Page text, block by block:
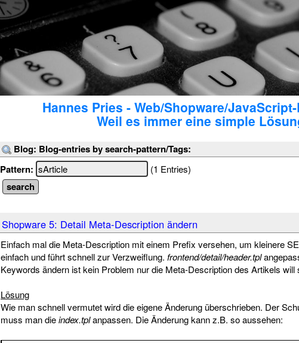
Hannes Pries - Web/Shopware/
Weil es immer eine simple
Blog: Blog-entries by search-pattern/Tags:
Pattern:
(1 Entries)
Shopware 5: Detail Meta-Description ändern
Einfach mal die Meta-Description mit einem Prefix versehen, um kleinere
einfach und führt schnell zur Verzweiflung. frontend/detail/header.tpl
Keywords ändern ist kein Problem nur die Meta-Description des Artikels will
Lösung
Wie man schnell vermutet wird die eigene Änderung überschrieben. Der
muss man dieindex.tplanpassen. Die Änderung kann z.B. so aussehen: